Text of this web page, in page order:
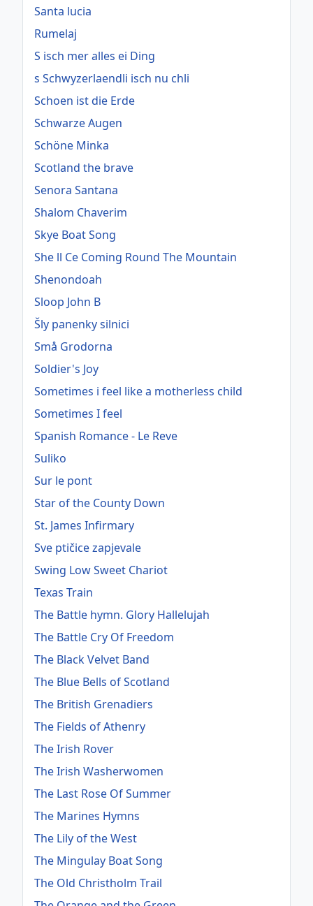
Santa lucia
Rumelaj
S isch mer alles ei Ding
s Schwyzerlaendli isch nu chli
Schoen ist die Erde
Schwarze Augen
Schöne Minka
Scotland the brave
Senora Santana
Shalom Chaverim
Skye Boat Song
She ll Ce Coming Round The Mountain
Shenondoah
Sloop John B
Šly panenky silnici
Små Grodorna
Soldier's Joy
Sometimes i feel like a motherless child
Sometimes I feel
Spanish Romance - Le Reve
Suliko
Sur le pont
Star of the County Down
St. James Infirmary
Sve ptičice zapjevale
Swing Low Sweet Chariot
Texas Train
The Battle hymn. Glory Hallelujah
The Battle Cry Of Freedom
The Black Velvet Band
The Blue Bells of Scotland
The British Grenadiers
The Fields of Athenry
The Irish Rover
The Irish Washerwomen
The Last Rose Of Summer
The Marines Hymns
The Lily of the West
The Mingulay Boat Song
The Old Christholm Trail